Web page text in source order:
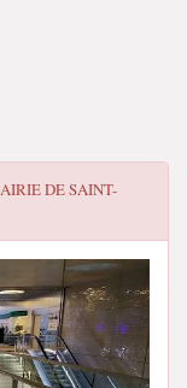
DE SAINT-